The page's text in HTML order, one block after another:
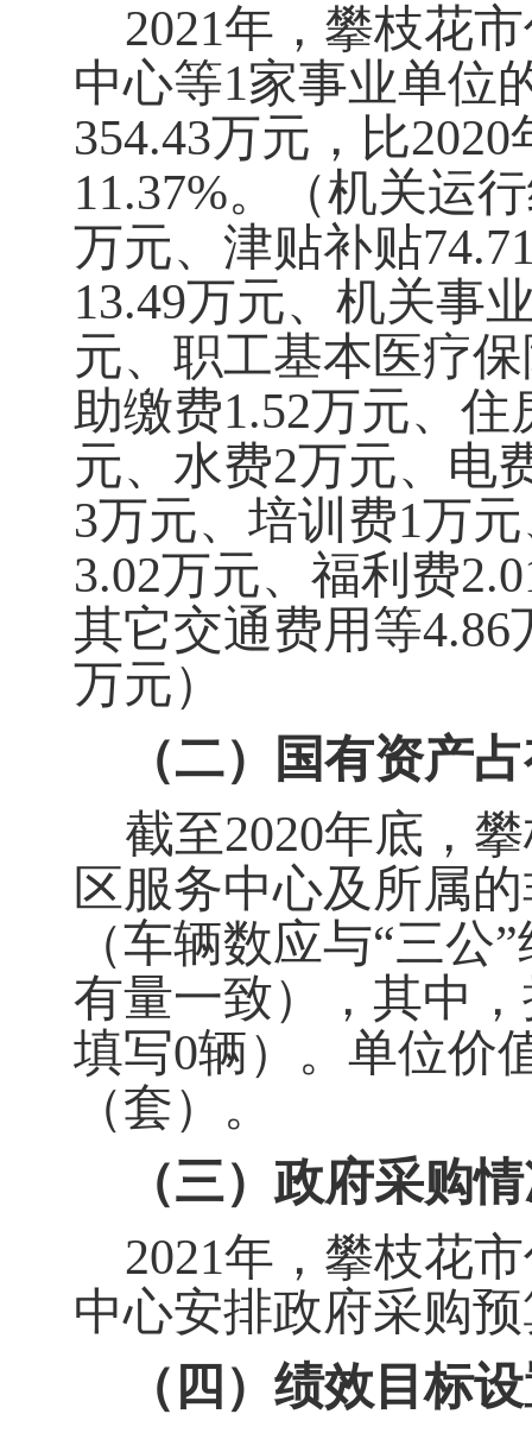
2021年，攀枝花
中心等1家事业单位
354.43万元，比
11.37%。（机关运
万元、津贴补贴
13.49万元、机关事
元、职工基本医疗
助缴费1.52万元、住
元、水费2万元、电
3万元、培训费1万
3.02万元、福利费
其它交通费用等
万元）
（二）国有资产
截至2020年底，
区服务中心及所属
（车辆数应与“三
有量一致），其中
填写0辆）。单位价
（套）。
（三）政府采购
2021年，攀枝花
中心安排政府采购
（四）绩效目标